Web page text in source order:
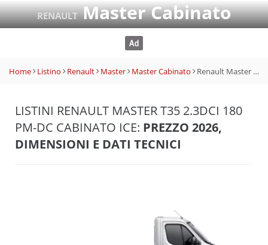
RENAULTMaster Cabinato
Home Listino Renault Master Master Cabinato Renault Master T35 2.3dCi 180 PM-DC Cabinato Ice
LISTINI RENAULT MASTER T35 2.3DCI 180
PM-DC CABINATO ICE: PREZZO 2026,
DIMENSIONI E DATI TECNICI